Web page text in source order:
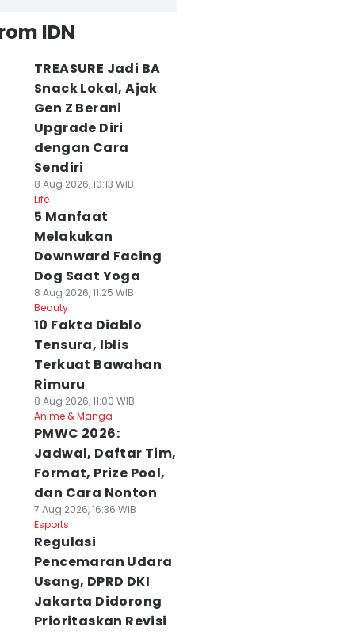
IDN
TREASURE Jadi BA
Snack Lokal, Ajak
Gen Z Berani
Upgrade Diri
dengan Cara
Sendiri
8 Aug 2026, 10:13 WIB
Life
5 Manfaat
Melakukan
Downward Facing
Dog Saat Yoga
8 Aug 2026, 11:25 WIB
Beauty
10 Fakta Diablo
Tensura, Iblis
Terkuat Bawahan
Rimuru
8 Aug 2026, 11:00 WIB
Anime & Manga
PMWC 2026:
Jadwal, Daftar Tim,
Format, Prize Pool,
dan Cara Nonton
7 Aug 2026, 16:36 WIB
Esports
Regulasi
Pencemaran Udara
Usang, DPRD DKI
Jakarta Didorong
Prioritaskan Revisi